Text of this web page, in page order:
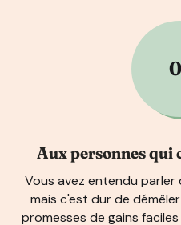
Quelles formations
Comment trouver votre 1
Aux personnes qui
Vous avez entendu
mais c'est dur de
promesses de gains